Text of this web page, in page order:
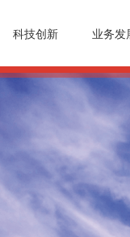
科技创新 业务发